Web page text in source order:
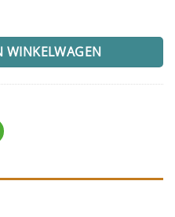
aantal
WINKELWAGEN